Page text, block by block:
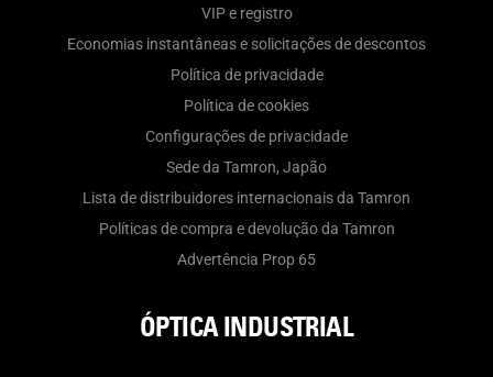
VIP e registro
Economias instantâneas e solicitações de descontos
Política de privacidade
Política de cookies
Configurações de privacidade
Sede da Tamron, Japão
Lista de distribuidores internacionais da Tamron
Políticas de compra e devolução da Tamron
Advertência Prop 65
ÓPTICA INDUSTRIAL